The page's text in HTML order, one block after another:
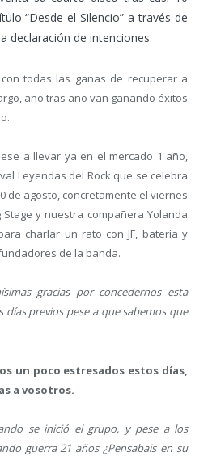
“Desde el Silencio” a través de
declaración de intenciones.
todas las ganas de recuperar a
año tras año van ganando éxitos
a llevar ya en el mercado 1 año,
Leyendas del Rock que se celebra
de agosto, concretamente el viernes
y nuestra compañera Yolanda
charlar un rato con JF, batería y
de la banda.
gracias por concedernos esta
previos pese a que sabemos que
un poco estresados estos días,
a vosotros.
se inició el grupo, y pese a los
guerra 21 años ¿Pensabais en su